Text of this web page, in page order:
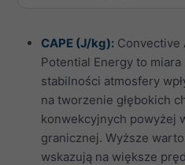
CAPE (J/kg): Convective
Potential Energy to miara
stabilności atmosfery
na tworzenie głębokich
konwekcyjnych powyżej
granicznej. Wyższe
wskazują na większe